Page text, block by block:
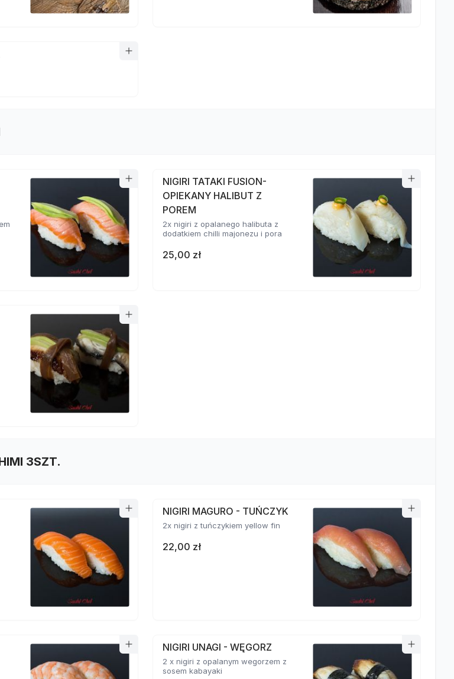
NIGIRI TATAKI FUSION-
OPIEKANY HALIBUT Z
POREM
2x nigiri z opalanego halibuta z
dodatkiem chilli majonezu i pora
25,00 zł
3SZT.
NIGIRI MAGURO - TUŃCZYK
2x nigiri z tuńczykiem yellow fin
22,00 zł
NIGIRI UNAGI - WĘGORZ
2 x nigiri z opalanym wegorzem z
sosem kabayaki